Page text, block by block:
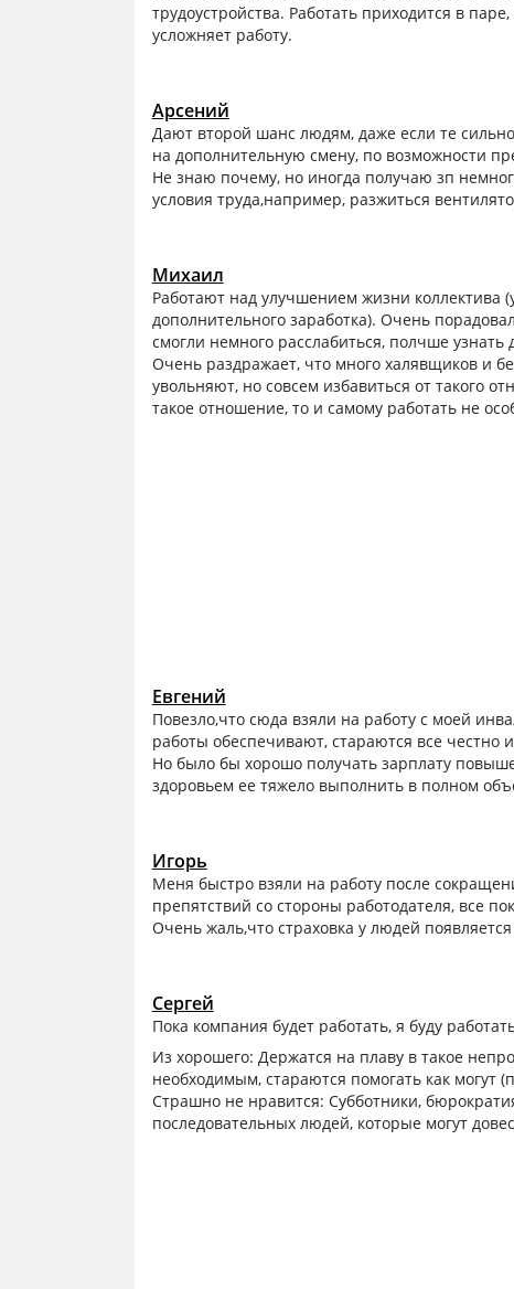
трудоустройства. Работать приходится в
усложняет работу.
Арсений
Дают второй шанс людям, даже если те
на дополнительную смену, по возможности
Не знаю почему, но иногда получаю зп
условия труда,например, разжиться
Михаил
Работают над улучшением жизни коллектива
дополнительного заработка). Очень
смогли немного расслабиться, полчше узнать
Очень раздражает, что много халявщиков и
увольняют, но совсем избавиться от такого
такое отношение, то и самому работать не
Евгений
Повезло,что сюда взяли на работу с моей
работы обеспечивают, стараются все честно
Но было бы хорошо получать зарплату
здоровьем ее тяжело выполнить в полном
Игорь
Меня быстро взяли на работу после
препятствий со стороны работодателя, все
Очень жаль,что страховка у людей
Сергей
Пока компания будет работать, я буду
Из хорошего: Держатся на плаву в такое
необходимым, стараются помогать как могут
Страшно не нравится: Субботники,
последовательных людей, которые могут